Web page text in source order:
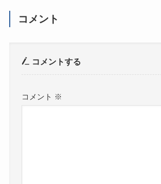
コメント
コメントする
コメント ※